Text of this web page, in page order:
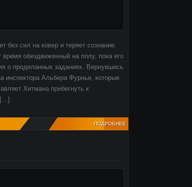
без сил на ковер и теряет сознание.
обездвиженный на полу, пока его
о проделанных заданиях. Вернувшись
инспектора Альбера Фурнье, которые
Хитмана прибегнуть к
[…]
ПОДРОБНЕЕ